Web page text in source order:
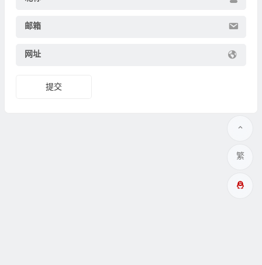
邮箱
网址
繁